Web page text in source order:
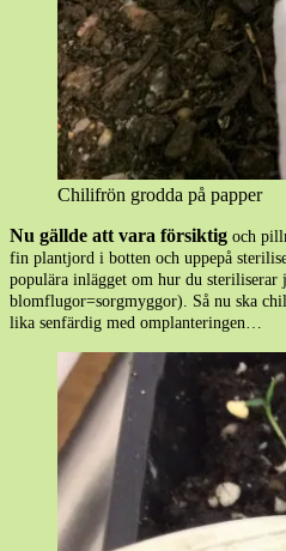
Chilifrön grodda på papper
Nu gällde att vara försiktig och
fin plantjord i botten och uppepå
populära inlägget om hur du steriliserar
blomflugor=sorgmyggor). Så nu ska
lika senfärdig med omplanteringen…